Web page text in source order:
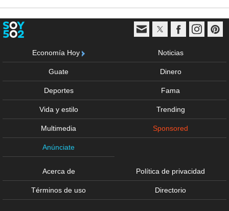
Economía Hoy Noticias
Guate Dinero
Deportes Fama
Vida y estilo Trending
Multimedia Sponsored
Anúnciate
Acerca de Política de privacidad
Términos de uso Directorio